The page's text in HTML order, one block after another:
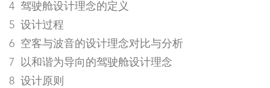
4 驾驶舱设计理念的定义
5 设计过程
6 空客与波音的设计理念对比与分析
7 以和谐为导向的驾驶舱设计理念
8 设计原则